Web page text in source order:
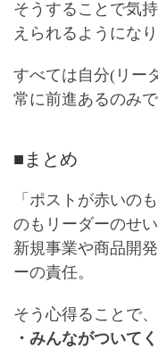
そうすることで気
えられるようになり
すべては自分(リー
常に前進あるのみで
■まとめ
「ポストが赤いの
のもリーダーのせい
新規事業や商品開
ーの責任。
そう心得ることで、
・みんながついて